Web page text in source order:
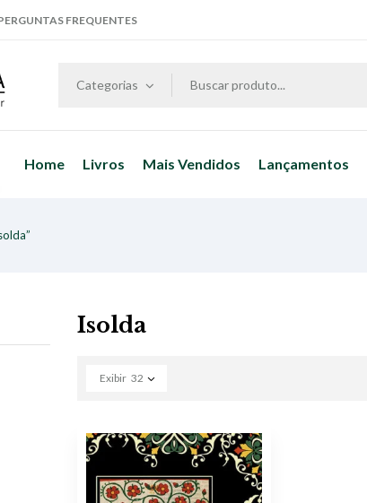
FREQUENTES
Categorias
Home Livros Mais Vendidos Lançamentos
Isolda
Exibir 32